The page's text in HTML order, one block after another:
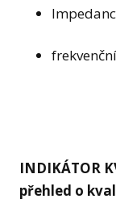
INDIKÁTOR
přehled o